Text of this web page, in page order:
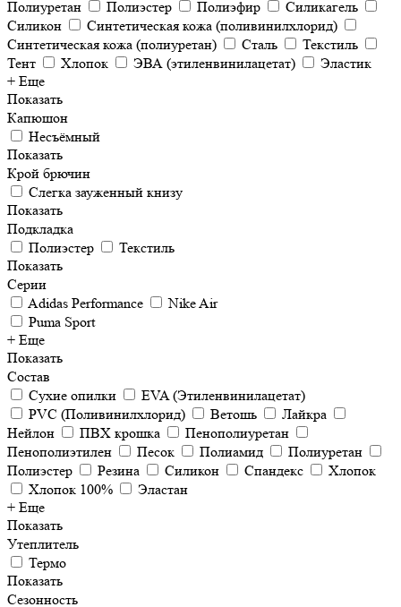
Полиуретан
Полиэстер Полиэфир
Силикагель
Силикон
Синтетическая кожа (поливинилхлорид)
Синтетическая кожа (полиуретан)
Сталь
Текстиль
Тент
Хлопок ЭВА (этиленвинилацетат)
Эластик
+ Еще
Показать
Капюшон
Несъёмный
Показать
Крой брючин
Слегка зауженный книзу
Показать
Подкладка
Полиэстер
Текстиль
Показать
Серии
Adidas Performance
Nike Air
Puma Sport
+ Еще
Показать
Состав
Cухие опилки
EVA (Этиленвинилацетат)
PVC (Поливинилхлорид)
Ветошь
Лайкра
Нейлон
ПВХ крошка
Пенополиуретан
Пенополиэтилен
Песок Полиамид
Полиуретан
Полиэстер
Резина Силикон Спандекс
Хлопок
Хлопок 100%
Эластан
+ Еще
Показать
Утеплитель
Термо
Показать
Сезонность